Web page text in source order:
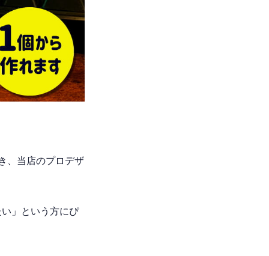
、当店のプロデザ
」という方にぴ